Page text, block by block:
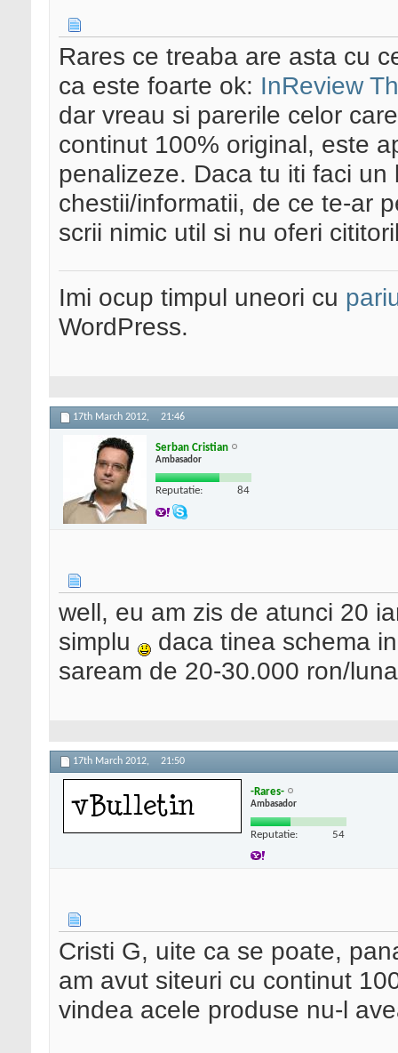
Rares ce treaba are asta cu
ca este foarte ok: InReview
dar vreau si parerile celor
continut 100% original, este
penalizeze. Daca tu iti faci
chestii/informatii, de ce te-ar
scrii nimic util si nu oferi
Imi ocup timpul uneori cu
WordPress.
17th March 2012, 21:46
Serban Cristian
Ambasador
Reputatie: 84
well, eu am zis de atunci 20
simplu
daca tinea schema
saream de 20-30.000 ron/
17th March 2012, 21:50
-Rares-
Ambasador
Reputatie: 54
Cristi G, uite ca se poate,
am avut siteuri cu continut
vindea acele produse nu-l